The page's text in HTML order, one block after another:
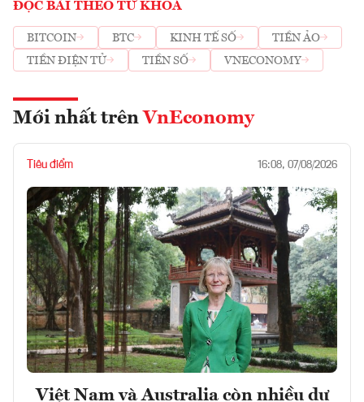
ĐỌC BÀI THEO TỪ KHOÁ
BITCOIN BTC KINH TẾ SỐ
TIỀN ẢO
TIỀN ĐIỆN TỬ
TIỀN SỐ VNECONOMY
Mới nhất trên VnEconomy
Tiêu điểm 16:08, 07/08/2026
Việt Nam và Australia còn nhiều dư